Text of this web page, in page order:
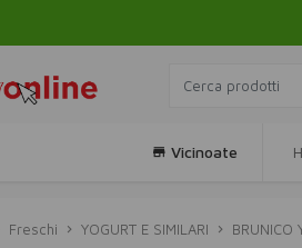
Vicinoate
Freschi YOGURT E SIMILARI BRUNICO